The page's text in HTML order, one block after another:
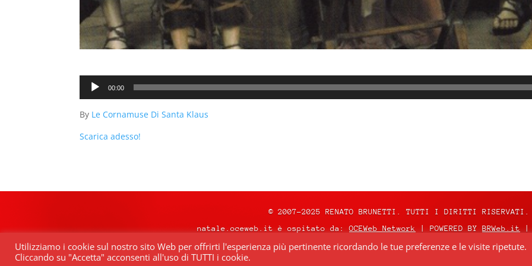
Audio
Player
00:00
By Le Cornamuse Di Santa Klaus
Scarica adesso!
© 2007-2025 RENATO BRUNETTI. TUTTI I DIRITTI RISERVATI.
natale.oceweb.it è ospitato da:OCEWeb Network | POWERED BY BRWeb.it
Creative Commons Attribuzione – Non commerciale –
Utilizziamo i cookie sul nostro sito Web per offrirti l'esperienza più pertinente ricordando le tue preferenze e le visite ripetute.
Cliccando su "Accetta" acconsenti all'uso di TUTTI i cookie.